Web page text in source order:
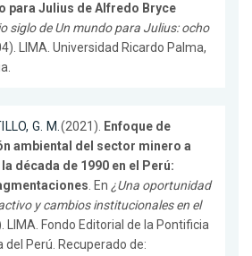
para Julius de Alfredo Bryce
siglo de Un mundo para Julius: ocho
LIMA. Universidad Ricardo Palma,
G. M.(2021). Enfoque de
ambiental del sector minero a
década de 1990 en el Perú:
. En ¿Una oportunidad
y cambios institucionales en el
LIMA. Fondo Editorial de la Pontificia
del Perú. Recuperado de: